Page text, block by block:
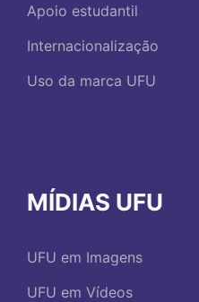
Apoio estudantil
Internacionalização
Uso da marca UFU
MÍDIAS UFU
UFU em Imagens
UFU em Vídeos